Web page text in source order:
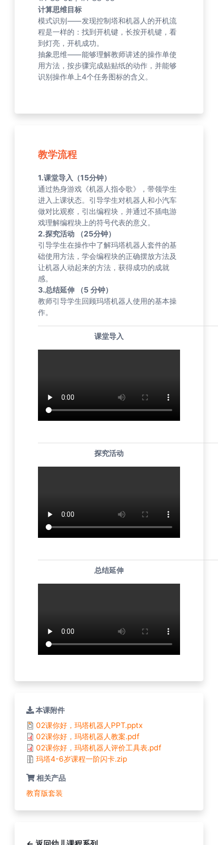
计算思维目标
模式识别⸺发现控制塔和机器人的开机流
程是一样的：找到开机键，长按开机键，看
到灯亮，开机成功。
抽象思维⸺能够理解教师讲述的操作单使
用方法，按步骤完成贴贴纸的动作，并能够
识别操作单上4个任务图标的含义。
教学流程
1.课堂导入（15分钟）
通过热身游戏《机器人指令歌》，带领学生
进入上课状态。引导学生对机器人和小汽车
做对比观察，引出编程块，并通过不插电游
戏理解编程块上的符号代表的意义。
2.探究活动 （25分钟）
引导学生在操作中了解玛塔机器人套件的基
础使用方法，学会编程块的正确摆放方法及
让机器人动起来的方法，获得成功的成就
感。
3.总结延伸 （5 分钟）
教师引导学生回顾玛塔机器人使用的基本操
作。
课堂导入
探究活动
总结延伸
本课附件
02课你好，玛塔机器人PPT.pptx
02课你好，玛塔机器人教案.pdf
02课你好，玛塔机器人评价工具表.pdf
玛塔4-6岁课程一阶闪卡.zip
相关产品
教育版套装